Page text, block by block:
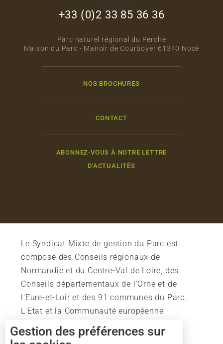
+33 (0)2 33 85 36 36
Parc naturel régional du Perche
Maison du Parc - Manoir de Courboyer 61340 Nocé
NOS BROCHURES
CONTACT
ABONNEZ-VOUS À NOTRE LETTRE
D'ACTUALITÉS
Le Syndicat Mixte de gestion du Parc est
composé des Conseils régionaux de
Normandie et du Centre-Val de Loire, des
Conseils départementaux de l'Orne et de
l'Eure-et-Loir et des 91 communes du Parc.
L'Etat et la Communauté européenne
soutiennent également l'action du Parc.
Gestion des préférences sur